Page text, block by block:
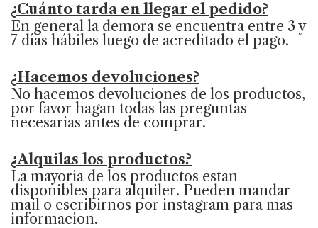
¿Cuánto tarda en llegar el pedido?
En general la demora se encuentra entre 3 y
7 días hábiles luego de acreditado el pago.
¿Hacemos devoluciones?
No hacemos devoluciones de los productos,
por favor hagan todas las preguntas
necesarias antes de comprar.
¿Alquilas los productos?
La mayoria de los productos estan
disponibles para alquiler. Pueden mandar
mail o escribirnos por instagram para mas
informacion.